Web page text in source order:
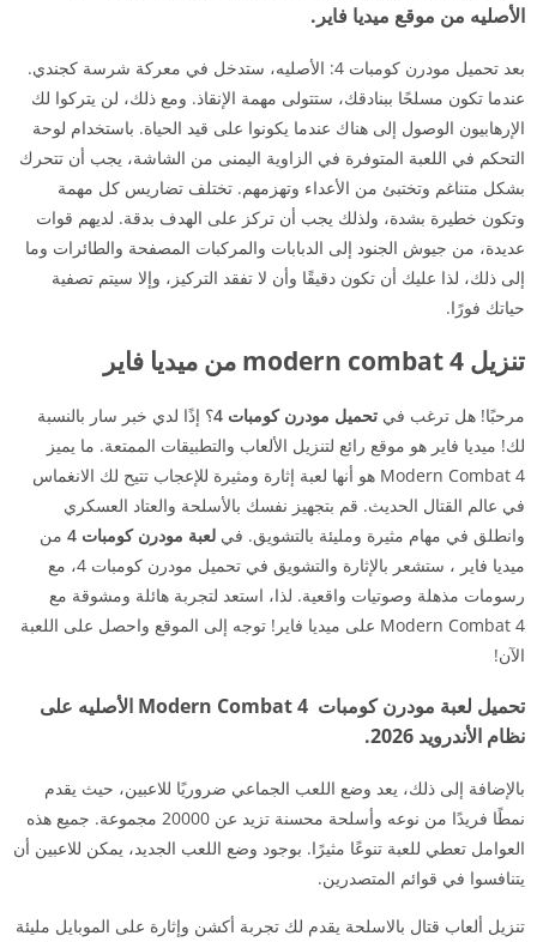
الأصليه من موقع ميديا فاير.
بعد تحميل مودرن كومبات 4: الأصليه، ستدخل في معركة شرسة كجندي.
عندما تكون مسلحًا ببنادقك، ستتولى مهمة الإنقاذ. ومع ذلك، لن يتركوا لك
الإرهابيون الوصول إلى هناك عندما يكونوا على قيد الحياة. باستخدام لوحة
التحكم في اللعبة المتوفرة في الزاوية اليمنى من الشاشة، يجب أن تتحرك
بشكل متناغم وتختبئ من الأعداء وتهزمهم. تختلف تضاريس كل مهمة
وتكون خطيرة بشدة، ولذلك يجب أن تركز على الهدف بدقة. لديهم قوات
عديدة، من جيوش الجنود إلى الدبابات والمركبات المصفحة والطائرات وما
إلى ذلك، لذا عليك أن تكون دقيقًا وأن لا تفقد التركيز، وإلا سيتم تصفية
حياتك فورًا.
تنزيل modern combat 4 من ميديا فاير
مرحبًا! هل ترغب في تحميل مودرن كومبات 4
؟ إذًا لدي خبر سار بالنسبة
لك! ميديا فاير هو موقع رائع لتنزيل الألعاب والتطبيقات الممتعة. ما يميز
Modern Combat 4 هو أنها لعبة إثارة ومثيرة للإعجاب تتيح لك الانغماس
في عالم القتال الحديث. قم بتجهيز نفسك بالأسلحة والعتاد العسكري
وانطلق في مهام مثيرة ومليئة بالتشويق. في لعبة مودرن كومبات 4
من
ميديا فاير ، ستشعر بالإثارة والتشويق في تحميل مودرن كومبات 4، مع
رسومات مذهلة وصوتيات واقعية. لذا، استعد لتجربة هائلة ومشوقة مع
Modern Combat 4 على ميديا فاير! توجه إلى الموقع واحصل على اللعبة
الآن!
تحميل لعبة مودرن كومبات Modern Combat 4 الأصليه على
نظام الأندرويد 2026.
بالإضافة إلى ذلك، يعد وضع اللعب الجماعي ضروريًا للاعبين، حيث يقدم
نمطًا فريدًا من نوعه وأسلحة محسنة تزيد عن 20000 مجموعة. جميع هذه
العوامل تعطي للعبة تنوعًا مثيرًا. بوجود وضع اللعب الجديد، يمكن للاعبين أن
يتنافسوا في قوائم المتصدرين.
تنزيل ألعاب قتال بالاسلحة يقدم لك تجربة أكشن وإثارة على الموبايل مليئة